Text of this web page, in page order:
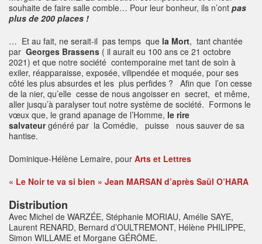
souhaite de faire salle comble… Pour leur bonheur, ils n’ont pas
plus de 200 places !
… Et au fait, ne serait-il pas temps que la Mort, tant chantée
par Georges Brassens ( il aurait eu 100 ans ce 21 octobre
2021) et que notre société contemporaine met tant de soin à
exiler, réapparaisse, exposée, vilipendée et moquée, pour ses
côté les plus absurdes et les plus perfides ? Afin que l’on cesse
de la nier, qu’elle cesse de nous angoisser en secret, et même,
aller jusqu’à paralyser tout notre système de société. Formons le
vœux que, le grand apanage de l’Homme, le rire
salvateur généré par la Comédie, puisse nous sauver de sa
hantise.
Dominique-Hélène Lemaire, pour Arts et Lettres
« Le Noir te va si bien » Jean MARSAN d’après Saül O’HARA
Distribution
Avec Michel de WARZÉE, Stéphanie MORIAU, Amélie SAYE,
Laurent RENARD, Bernard d’OULTREMONT, Hélène PHILIPPE,
Simon WILLAME et Morgane GÉRÔME.